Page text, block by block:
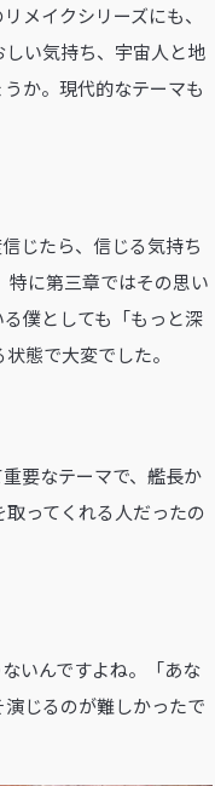
メイクシリーズにも、
い気持ち、宇宙人と地
か。現代的なテーマも
じたら、信じる気持ち
特に第三章ではその思い
僕としても「もっと深
態で大変でした。
要なテーマで、艦長か
ってくれる人だったの
いんですよね。「あな
じるのが難しかったで